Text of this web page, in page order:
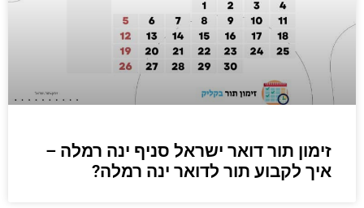
זימון תור דואר ישראל סניף ינה רמלה –
איך לקבוע תור לדואר ינה רמלה?